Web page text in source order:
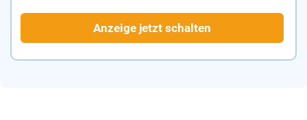
Anzeige jetzt schalten